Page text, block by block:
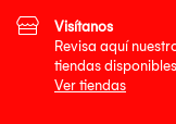
Visítanos
Revisa aquí
tiendas
Ver tiendas